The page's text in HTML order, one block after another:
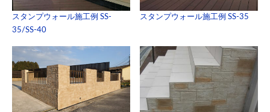
スタンプウォール施工例 SS-
35/SS-40
スタンプウォール施工例 SS-35